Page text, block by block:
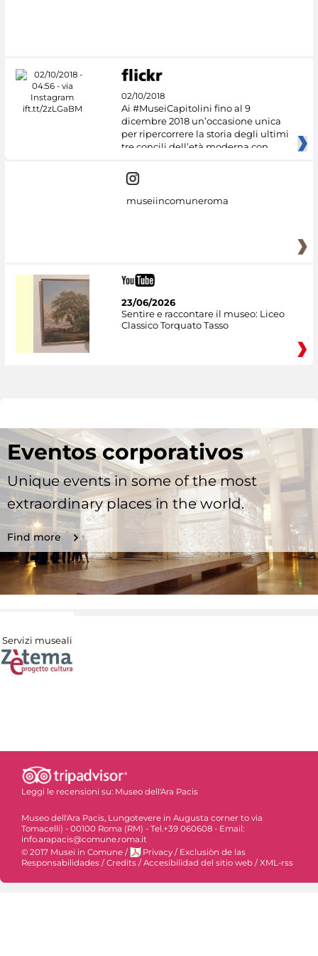
02/10/2018
Ai #MuseiCapitolini fino al 9
dicembre 2018 un’occasione unica
per ripercorrere la storia degli ultimi
tre concili dell’età moderna con
museiincomuneroma
23/06/2026
Sentire e raccontare il museo: Liceo
Classico Torquato Tasso
Eventos corporativos
Unique events in some of the most
extraordinary places in the world.
Find more
Servizi museali
Leggi le recensioni su: Museo dell'Ara Pacis
Museo dell'Ara Pacis, Lungotevere in Augusta corner to via
Tomacelli) - 00100 Roma (RM) - Tel.+39 060608 - Email:
info.arapacis@comune.roma.it
© 2017 Musei in Comune / Privacy / Exclusiòn de las
Responsabilidades /Credits /Accesibilidad del sitio web /XML-rss